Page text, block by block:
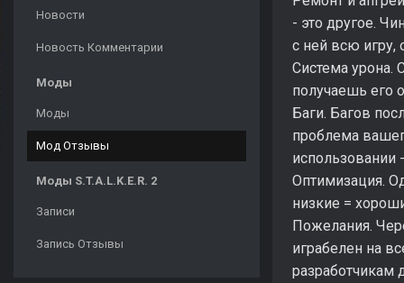
Новости
Новость Комментарии
Моды
Моды
Мод Отзывы
Моды S.T.A.L.K.E.R. 2
Записи
Запись Отзывы
- это другое.
с ней всю игру,
Система урона.
получаешь его
Баги. Багов
проблема
использовании
Оптимизация.
низкие =
Пожелания.
играбелен на
разработчикам